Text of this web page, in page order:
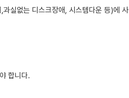
실없는 디스크장애, 시스템다운 등)에
합니다.